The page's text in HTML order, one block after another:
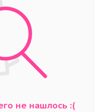
не нашлось :(